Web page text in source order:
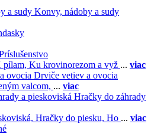
Konvy, nádoby a sudy
pílam, Ku krovinorezom a vyž ... viac
Drviče vetiev a ovocia
valcom, ... viac
Hračky do záhrady
Hračky do piesku, Ho ... viac